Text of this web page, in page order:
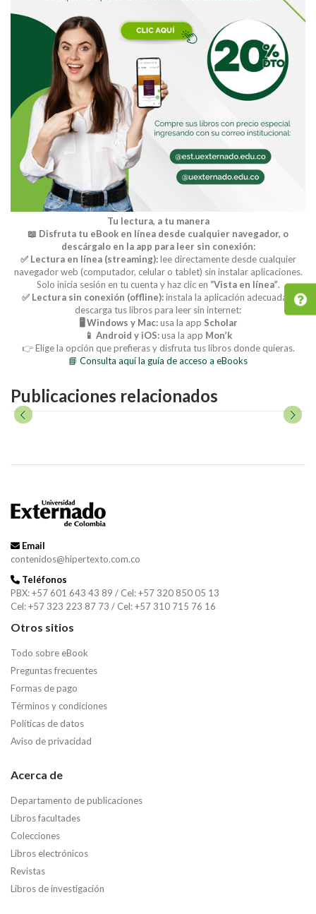
Tu lectura, a tu manera
📖 Disfruta tu eBook en línea desde cualquier navegador, o
descárgalo en la app para leer sin conexión:
✅ Lectura en línea (streaming):lee directamente desde cualquier
navegador web (computador, celular o tablet) sin instalar aplicaciones.
Solo inicia sesión en tu cuenta y haz clic en “Vista en línea”.
✅ Lectura sin conexión (offline):instala la aplicación adecuada y
descarga tus libros para leer sin internet:
🖥️ Windows y Mac:usa la app Scholar
📱 Android y iOS:usa la app Mon’k
👉 Elige la opción que prefieras y disfruta tus libros donde quieras.
📘 Consulta aquí la guía de acceso a eBooks
Publicaciones relacionados
Email
contenidos@hipertexto.com.co
Teléfonos
PBX: +57 601 643 43 89 / Cel: +57 320 850 05 13
Cel: +57 323 223 87 73 / Cel: +57 310 715 76 16
Otros sitios
Todo sobre eBook
Preguntas frecuentes
Formas de pago
Términos y condiciones
Políticas de datos
Aviso de privacidad
Acerca de
Departamento de publicaciones
Libros facultades
Colecciones
Libros electrónicos
Revistas
Libros de investigación